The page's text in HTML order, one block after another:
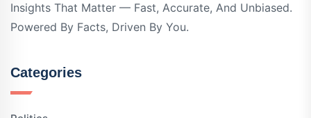
Insights That Matter — Fast, Accurate, And Unbiased.
Powered By Facts, Driven By You.
Categories